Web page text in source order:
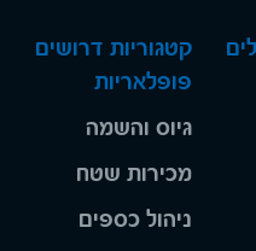
קטגוריות דרושים
פופלאריות
גיוס והשמה
מכירות שטח
ניהול כספים